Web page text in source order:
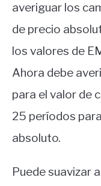
averiguar los
de precio
los valores de
Ahora debe
para el valor de
25 períodos
absoluto.
Puede suavizar